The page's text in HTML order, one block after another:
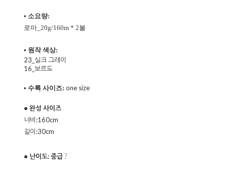
• 소요량:
로마_20g/160m * 2볼
• 원작 색상:
23_실크 그레이
16_보르도
• 수록 사이즈: one size
• 완성 사이즈
너비:160cm
길이:30cm
• 난이도: 중급?